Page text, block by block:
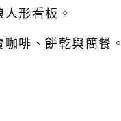
形看板。
咖啡、餅乾與簡餐。